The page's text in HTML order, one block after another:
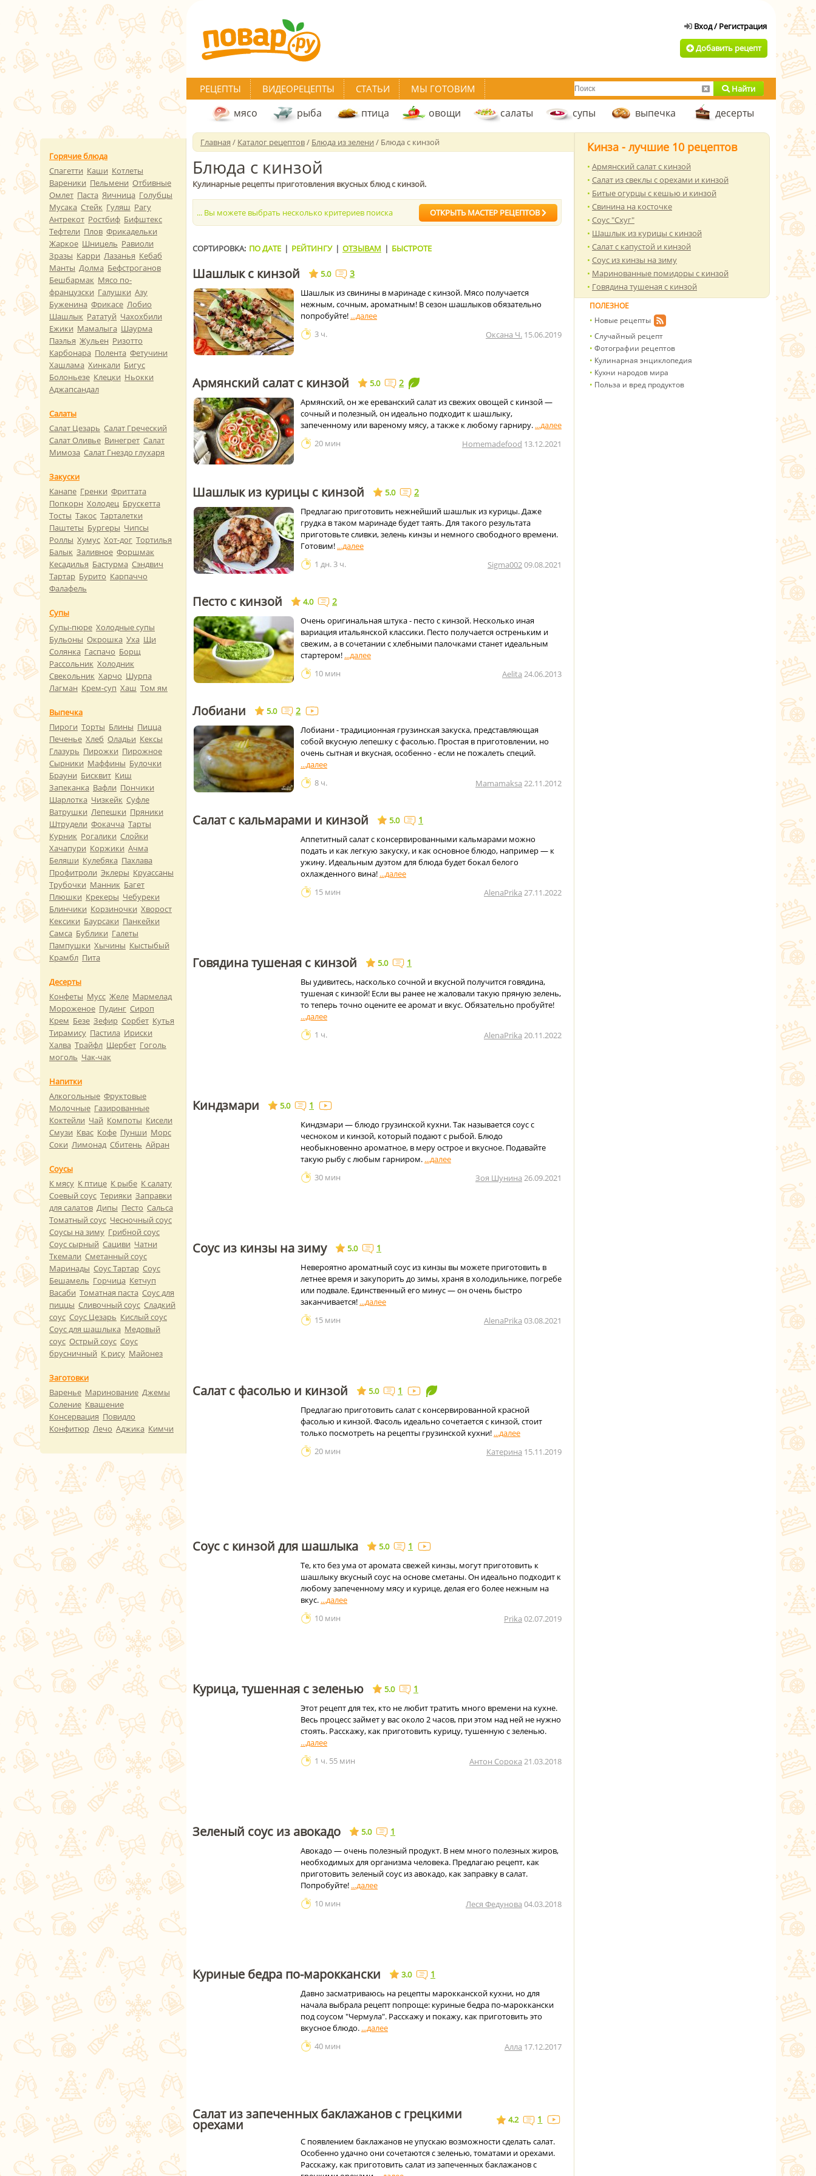
Добавить рецепт
РЕЦЕПТЫ ВИДЕОРЕЦЕПТЫ СТАТЬИ МЫ ГОТОВИМ Найти
мясо рыба птица овощи салаты супы выпечка десерты
Главная / Каталог рецептов/ Блюда из зелени / Блюда с кинзой
Блюда с кинзой
Кулинарные рецепты приготовления вкусных блюд с кинзой.
... Вы можете выбрать несколько критериев поиска ОТКРЫТЬ МАСТЕР РЕЦЕПТОВ
СОРТИРОВКА: ПО ДАТЕ | РЕЙТИНГУ | ОТЗЫВАМ | БЫСТРОТЕ
Шашлык с кинзой 5.0 3
Шашлык из свинины в маринаде с кинзой. Мясо получается
нежным, сочным, ароматным! В сезон шашлыков обязательно
попробуйте!
3 ч.
Оксана Ч. 15.06.2019
Армянский салат с кинзой 5.0 2
Армянский, он же ереванский салат из свежих овощей с кинзой —
сочный и полезный, он идеально подходит к шашлыку,
запеченному или вареному мясу, а также к любому гарниру.
20 мин
Homemadefood 13.12.2021
Шашлык из курицы с кинзой 5.0 2
Предлагаю приготовить нежнейший шашлык из курицы. Даже
грудка в таком маринаде будет таять. Для такого результата
приготовьте сливки, зелень кинзы и немного свободного времени.
Готовим!
1 дн. 3 ч.
Sigma00209.08.2021
Песто с кинзой 4.0 2
Очень оригинальная штука - песто с кинзой. Несколько иная
вариация итальянской классики. Песто получается остреньким и
свежим, а в сочетании с хлебными палочками станет идеальным
стартером!
10 мин
Aelita 24.06.2013
Лобиани 5.0 2
Лобиани - традиционная грузинская закуска, представляющая
собой вкусную лепешку с фасолью. Простая в приготовлении, но
очень сытная и вкусная, особенно - если не пожалеть специй.
8 ч. Mamamaksa 22.11.2012
Салат с кальмарами и кинзой 5.0 1
Аппетитный салат с консервированными кальмарами можно
подать и как легкую закуску, и как основное блюдо, например — к
ужину. Идеальным дуэтом для блюда будет бокал белого
охлажденного вина!
15 мин
AlenaPrika 27.11.2022
Говядина тушеная с кинзой 5.0 1
Вы удивитесь, насколько сочной и вкусной получится говядина,
тушеная с кинзой! Если вы ранее не жаловали такую пряную зелень,
то теперь точно оцените ее аромат и вкус. Обязательно пробуйте!
1 ч. AlenaPrika 20.11.2022
Киндзмари 5.0 1
Киндзмари — блюдо грузинской кухни. Так называется соус с
чесноком и кинзой, который подают с рыбой. Блюдо
необыкновенно ароматное, в меру острое и вкусное. Подавайте
такую рыбу с любым гарниром.
30 мин
Зоя Шунина 26.09.2021
Соус из кинзы на зиму 5.0 1
Невероятно ароматный соус из кинзы вы можете приготовить в
летнее время и закупорить до зимы, храня в холодильнике, погребе
или подвале. Единственный его минус — он очень быстро
заканчивается!
15 мин
AlenaPrika 03.08.2021
Салат с фасолью и кинзой 5.0 1
Предлагаю приготовить салат с консервированной красной
фасолью и кинзой. Фасоль идеально сочетается с кинзой, стоит
только посмотреть на рецепты грузинской кухни!
20 мин
Катерина 15.11.2019
Соус с кинзой для шашлыка 5.0 1
Те, кто без ума от аромата свежей кинзы, могут приготовить к
шашлыку вкусный соус на основе сметаны. Он идеально подходит к
любому запеченному мясу и курице, делая его более нежным на
вкус.
10 мин
Prika 02.07.2019
Курица, тушенная с зеленью 5.0 1
Этот рецепт для тех, кто не любит тратить много времени на кухне.
Весь процесс займет у вас около 2 часов, при этом над ней не нужно
стоять. Расскажу, как приготовить курицу, тушенную с зеленью.
1 ч. 55 мин Антон Сорока 21.03.2018
Зеленый соус из авокадо 5.0 1
Авокадо — очень полезный продукт. В нем много полезных жиров,
необходимых для организма человека. Предлагаю рецепт, как
приготовить зеленый соус из авокадо, как заправку в салат.
Попробуйте!
10 мин
Леся Федунова 04.03.2018
Куриные бедра по-мароккански 3.0 1
Давно засматриваюсь на рецепты марокканской кухни, но для
начала выбрала рецепт попроще: куриные бедра по-мароккански
под соусом "Чермула". Расскажу и покажу, как приготовить это
вкусное блюдо.
40 мин
Алла 17.12.2017
Салат из запеченных баклажанов с грецкими
орехами 4.2 1
С появлением баклажанов не упускаю возможности сделать салат.
Особенно удачно они сочетаются с зеленью, томатами и орехами.
Расскажу, как приготовить салат из запеченных баклажанов с
Кинза - лучшие 10 рецептов
Армянский салат с кинзой
Салат из свеклы с орехами и кинзой
Битые огурцы с кешью и кинзой
Свинина на косточке
Соус "Схуг"
Шашлык из курицы с кинзой
Салат с капустой и кинзой
Соус из кинзы на зиму
Маринованные помидоры с кинзой
Говядина тушеная с кинзой
ПОЛЕЗНОЕ
Новые рецепты
Случайный рецепт
Фотографии рецептов
Кулинарная энциклопедия
Кухни народов мира
Польза и вред продуктов
Горячие блюда
Спагетти Каши Котлеты
Вареники Пельмени Отбивные
Омлет Паста Яичница Голубцы
Мусака Стейк Гуляш Рагу
Антрекот Ростбиф Бифштекс
Тефтели Плов Фрикадельки
Жаркое Шницель Равиоли
Зразы Карри Лазанья Кебаб
Манты Долма Бефстроганов
Бешбармак Мясо по-
французски Галушки Азу
Буженина Фрикасе Лобио
Шашлык Рататуй Чахохбили
Ежики Мамалыга Шаурма
Паэлья Жульен Ризотто
Карбонара Полента Фетучини
Хашлама Хинкали Бигус
Болоньезе Клецки Ньокки
Аджапсандал
Салаты
Салат Цезарь Салат Греческий
Салат Оливье Винегрет Салат
Мимоза Салат Гнездо глухаря
Закуски
Канапе Гренки Фриттата
Попкорн Холодец Брускетта
Тосты Такос Тарталетки
Паштеты Бургеры Чипсы
Роллы Хумус Хот-дог Тортилья
Балык Заливное Форшмак
Кесадилья Бастурма Сэндвич
Тартар Бурито Карпаччо
Фалафель
Супы
Супы-пюре Холодные супы
Бульоны Окрошка Уха Щи
Солянка Гаспачо Борщ
Рассольник Холодник
Свекольник Харчо Шурпа
Лагман Крем-суп Хаш Том ям
Выпечка
Пироги Торты Блины Пицца
Печенье Хлеб Оладьи Кексы
Глазурь Пирожки Пирожное
Сырники Маффины Булочки
Брауни Бисквит Киш
Запеканка Вафли Пончики
Шарлотка Чизкейк Суфле
Ватрушки Лепешки Пряники
Штрудели Фокачча Тарты
Курник Рогалики Слойки
Хачапури Коржики Ачма
Беляши Кулебяка Пахлава
Профитроли Эклеры Круассаны
Трубочки Манник Багет
Плюшки Крекеры Чебуреки
Блинчики Корзиночки Хворост
Кексики Баурсаки Панкейки
Самса Бублики Галеты
Пампушки Хычины Кыстыбый
Крамбл Пита
Десерты
Конфеты Мусс Желе Мармелад
Мороженое Пудинг Сироп
Крем Безе Зефир Сорбет Кутья
Тирамису Пастила Ириски
Халва Трайфл Щербет Гоголь
моголь Чак-чак
Напитки
Алкогольные Фруктовые
Молочные Газированные
Коктейли Чай Компоты Кисели
Смузи Квас Кофе Пунши Морс
Соки Лимонад Сбитень Айран
Соусы
К мясу К птице К рыбе К салату
Соевый соус Терияки Заправки
для салатов Дипы Песто Сальса
Томатный соус Чесночный соус
Соусы на зиму Грибной соус
Соус сырный Сациви Чатни
Ткемали Сметанный соус
Маринады Соус Тартар Соус
Бешамель Горчица Кетчуп
Васаби Томатная паста Соус для
пиццы Сливочный соус Сладкий
соус Соус Цезарь Кислый соус
Соус для шашлыка Медовый
соус Острый соус Соус
брусничный К рису Майонез
Заготовки
Варенье Маринование Джемы
Соление Квашение
Консервация Повидло
Конфитюр Лечо Аджика Кимчи